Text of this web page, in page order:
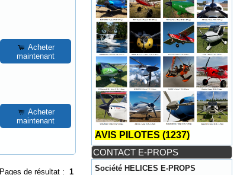
Acheter
maintenant
Acheter
maintenant
Pages de résultat :1
AVIS PILOTES (1237)
CONTACT E-PROPS
Société HELICES E-PROPS